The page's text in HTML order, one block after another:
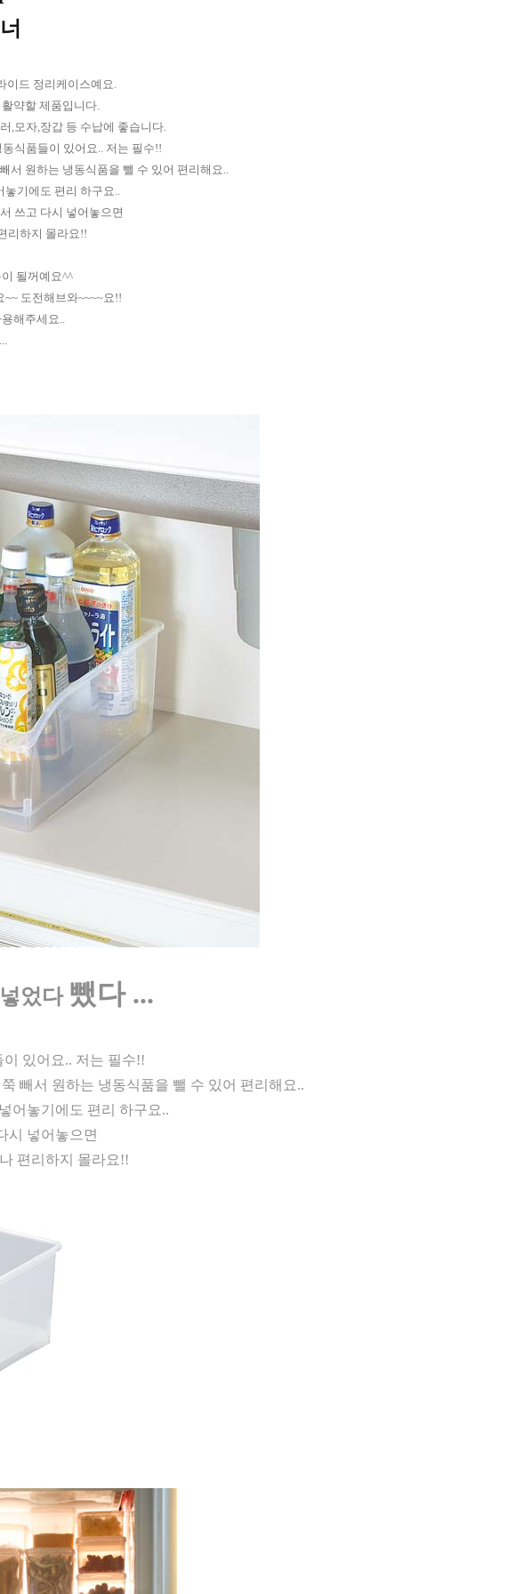
이드 정리케이스예요.
약할 제품입니다.
,모자,장갑 등 수납에 좋습니다.
식품들이 있어요.. 저는 필수!!
서 원하는 냉동식품을 뺄 수 있어 편리해요..
놓기에도 편리 하구요..
쓰고 다시 넣어놓으면
리하지 몰라요!!
될꺼예요^^
도전해브와~~~~요!!
해주세요..
넣었다 뺐다 ...
있어요.. 저는 필수!!
빼서 원하는 냉동식품을 뺄 수 있어 편리해요..
어놓기에도 편리 하구요..
시 넣어놓으면
편리하지 몰라요!!